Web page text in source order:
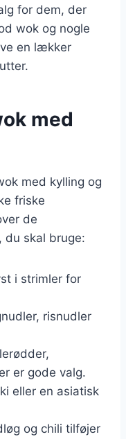
for dem, der
wok og nogle
en lækker
med
med kylling og
friske
de
du skal bruge:
i strimler for
risnudler
er gode valg.
eller en asiatisk
og chili tilføjer